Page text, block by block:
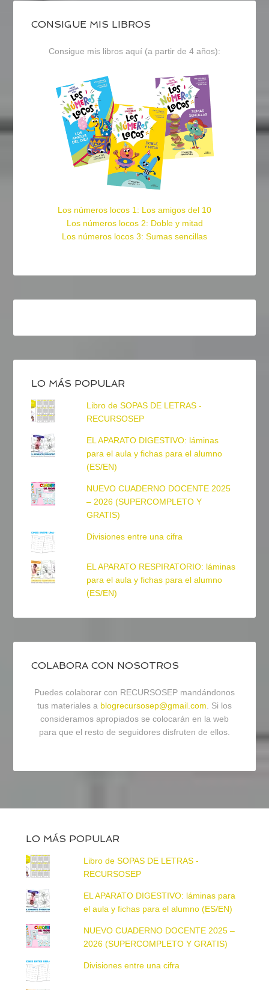
CONSIGUE MIS LIBROS
Consigue mis libros aquí (a partir de 4 años):
Los números locos 1: Los amigos del 10
Los números locos 2: Doble y mitad
Los números locos 3: Sumas sencillas
LO MÁS POPULAR
Libro de SOPAS DE LETRAS -
RECURSOSEP
EL APARATO DIGESTIVO: láminas
para el aula y fichas para el alumno
(ES/EN)
NUEVO CUADERNO DOCENTE 2025
– 2026 (SUPERCOMPLETO Y
GRATIS)
Divisiones entre una cifra
EL APARATO RESPIRATORIO: láminas
para el aula y fichas para el alumno
(ES/EN)
COLABORA CON NOSOTROS
Puedes colaborar con RECURSOSEP mandándonos
tus materiales a blogrecursosep@gmail.com . Si los
consideramos apropiados se colocarán en la web
para que el resto de seguidores disfruten de ellos.
LO MÁS POPULAR
Libro de SOPAS DE LETRAS -
RECURSOSEP
EL APARATO DIGESTIVO: láminas para
el aula y fichas para el alumno (ES/EN)
NUEVO CUADERNO DOCENTE 2025 –
2026 (SUPERCOMPLETO Y GRATIS)
Divisiones entre una cifra